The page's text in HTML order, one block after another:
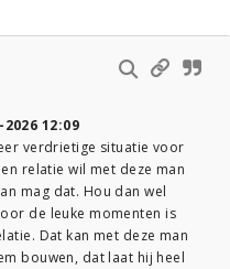
2026 12:09
verdrietige situatie voor
relatie wil met deze man
mag dat. Hou dan wel
de leuke momenten is
Dat kan met deze man
bouwen, dat laat hij heel